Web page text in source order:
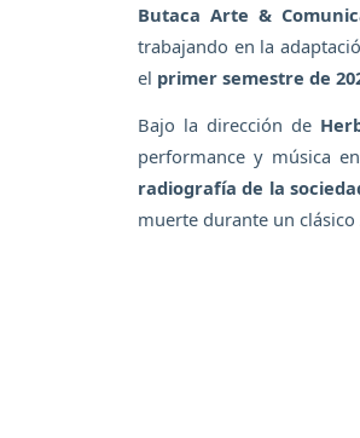
Butaca Arte &
trabajando en la
el primer semestre de
Bajo la dirección de
performance y música
radiografía de la
muerte durante un clásico